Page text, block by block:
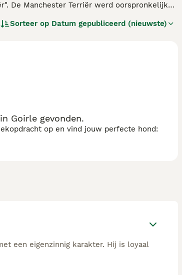
De Manchester Terriër werd oorspronkelijk
Sorteer op Datum gepubliceerd (nieuwste)
Goirle gevonden.
op en vind jouw perfecte hond:
een eigenzinnig karakter. Hij is loyaal